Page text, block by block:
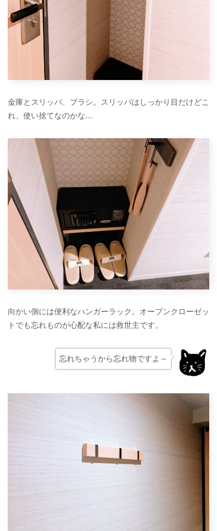
金庫とスリッパ、ブラシ。スリッパはしっかり目だけどこ
れ、使い捨てなのかな…
向かい側には便利なハンガーラック。オープンクローゼッ
トでも忘れものが心配な私には救世主です。
忘れちゃうから忘れ物ですよ～